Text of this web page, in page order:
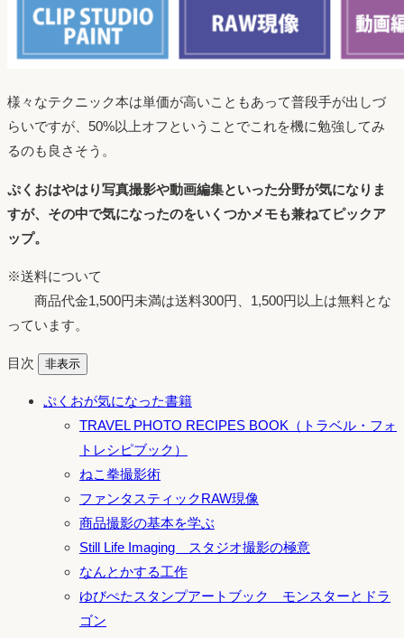
様々なテクニック本は単価が高いこともあって普段手が出しづ
らいですが、50%以上オフということでこれを機に勉強してみ
るのも良さそう。
ぷくおはやはり写真撮影や動画編集といった分野が気になりま
すが、その中で気になったのをいくつかメモも兼ねてピックア
ップ。
※送料について
商品代金1,500円未満は送料300円、1,500円以上は無料とな
っています。
目次 非表示
ぷくおが気になった書籍
TRAVEL PHOTO RECIPES BOOK（トラベル・フォ
トレシピブック）
ねこ拳撮影術
ファンタスティックRAW現像
商品撮影の基本を学ぶ
Still Life Imaging スタジオ撮影の極意
なんとかする工作
ゆびぺたスタンプアートブック モンスターとドラ
ゴン